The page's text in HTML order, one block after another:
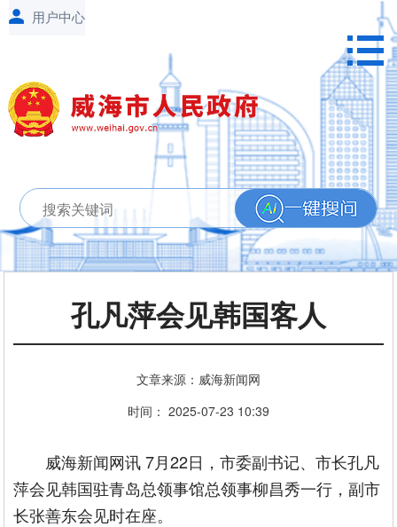
孔凡萍会见韩国客人
文章来源：威海新闻网
时间： 2025-07-23 10:39
威海新闻网讯 7月22日，市委副书记、市长孔凡
萍会见韩国驻青岛总领事馆总领事柳昌秀一行，副市
长张善东会见时在座。